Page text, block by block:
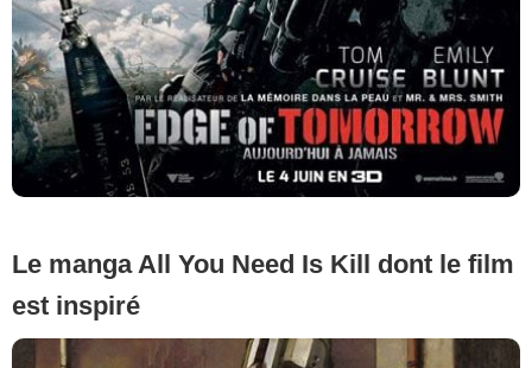
Le manga All You Need Is Kill dont le film
est inspiré